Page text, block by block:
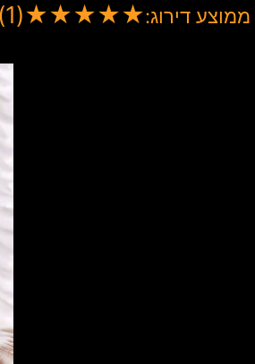
ממוצע דירוג:★
★
★
★
★
(1)